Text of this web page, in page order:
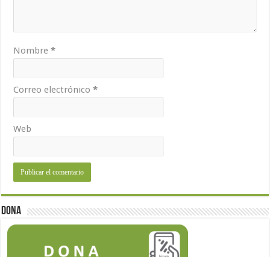
Nombre*
Correo electrónico*
Web
Dona